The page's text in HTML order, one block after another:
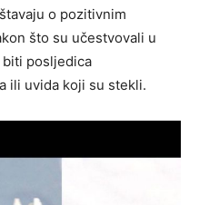
o pozitivnim
što su učestvovali u
biti posljedica
ili uvida koji su stekli.